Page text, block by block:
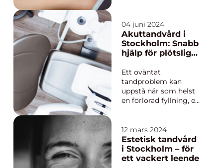
individer som kämpar
för att återfå,
bibehålla eller
förbättra sin f&...
04 juni 2024
Akuttandvård i
Stockholm: Snabb
hjälp för plötsliga
Ett oväntat
tandproblem kan
uppstå när som helst
en förlorad fyllning, en
som orsakar
tandfraktur. Smärtan
kan vara intensiv och
oväntad, men
12 mars 2024
Estetisk tandvård
i Stockholm – för
ett vackert leende